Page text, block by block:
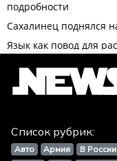
Список рубрик:
Авто Армия В России